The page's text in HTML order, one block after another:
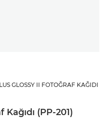
GLOSSY II FOTOĞRAF KAĞIDI
(PP-201)